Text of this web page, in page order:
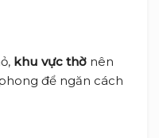
khu vực thờ nên
để ngăn cách